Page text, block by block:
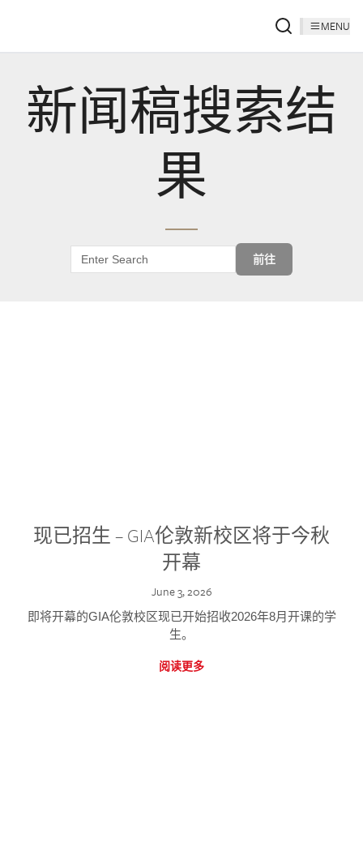
MENU
新闻稿搜索结
果
前往
现已招生 – GIA伦敦新校区将于今秋
开幕
June 3, 2026
即将开幕的GIA伦敦校区现已开始招收2026年8月开课的学
生。
阅读更多